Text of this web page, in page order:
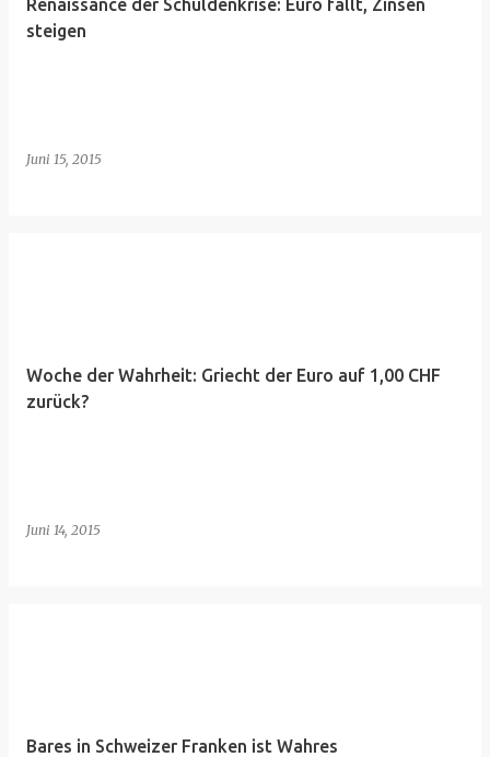
Renaissance der Schuldenkrise: Euro fällt, Zinsen
steigen
Juni 15, 2015
Woche der Wahrheit: Griecht der Euro auf 1,00 CHF
zurück?
Juni 14, 2015
Bares in Schweizer Franken ist Wahres